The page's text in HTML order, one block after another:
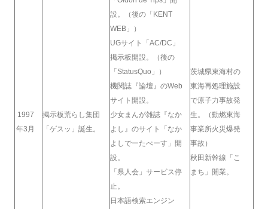
1997
年3月
掲示板荒らし集団
「ゲスッ」誕生。
設。（後の「KENT
WEB」）
UGサイト「AC/DC」
掲示板開設。（後の
「StatusQuo」）
機関誌『論壇』のWeb
サイト開設。
少女まんが雑誌『なか
よし』のサイト「なか
よしでーたべーす」開
設。
「県人会」サービス停
止。
日本語検索エンジン
茨城県東海村の
東海再処理施設
で原子力事故発
生。（動燃東海
事業所火災爆発
事故）
秋田新幹線「こ
まち」開業。